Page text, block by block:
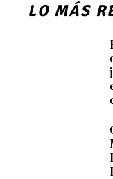
LO MÁS